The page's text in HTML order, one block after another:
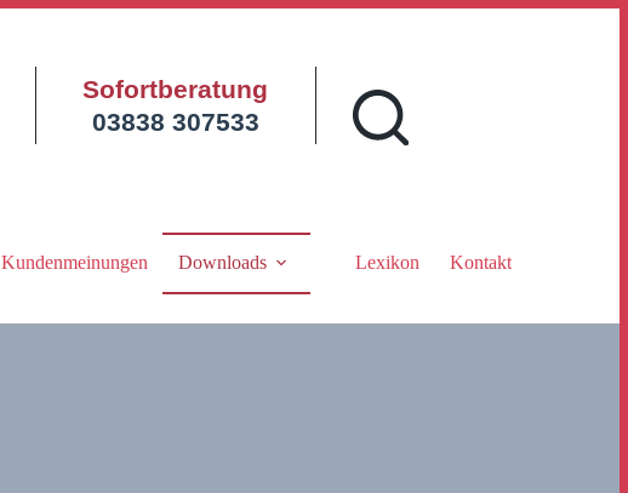
Sofortberatung
03838 307533
Kundenmeinungen Downloads Lexikon Kontakt